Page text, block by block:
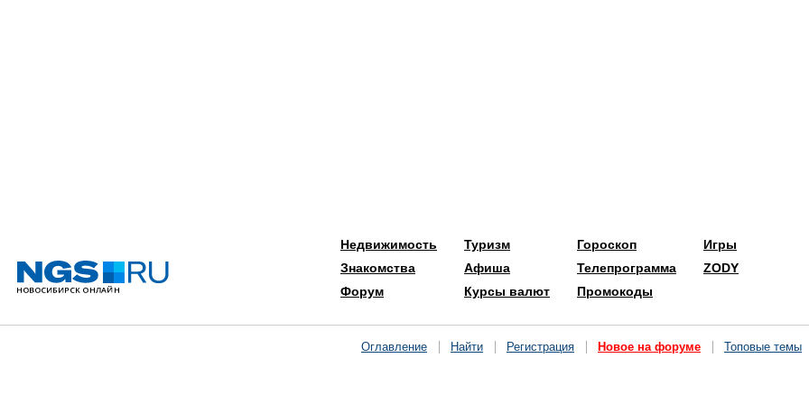
Недвижимость
Знакомства
Форум
Туризм
Афиша
Курсы валют
Гороскоп
Телепрограмма
Промокоды
Игры
ZODY
Оглавление Найти Регистрация Новое на форуме Топовые темы